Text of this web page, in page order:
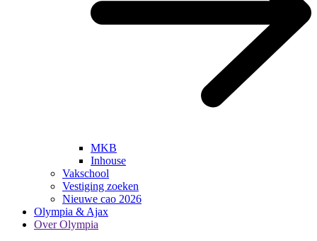
MKB
Inhouse
Vakschool
Vestiging zoeken
Nieuwe cao 2026
Olympia & Ajax
Over Olympia